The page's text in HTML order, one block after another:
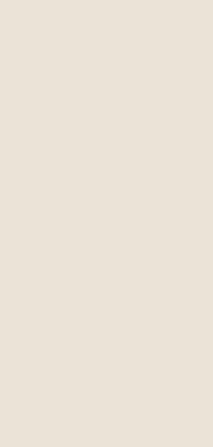
ラーアーム タイロ
年8月迄
年8月迄